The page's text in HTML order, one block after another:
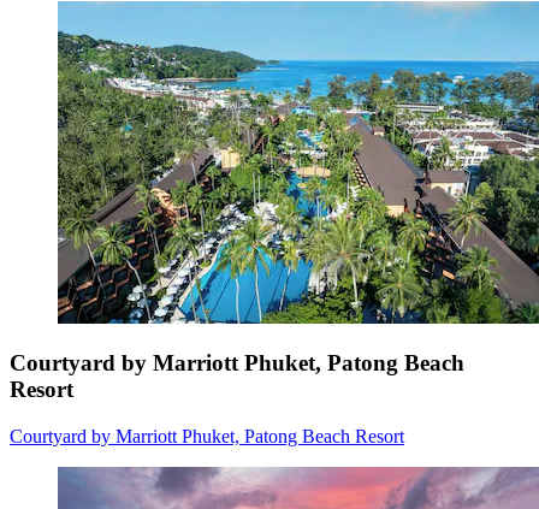
Courtyard by Marriott Phuket, Patong Beach
Resort
Courtyard by Marriott Phuket, Patong Beach Resort